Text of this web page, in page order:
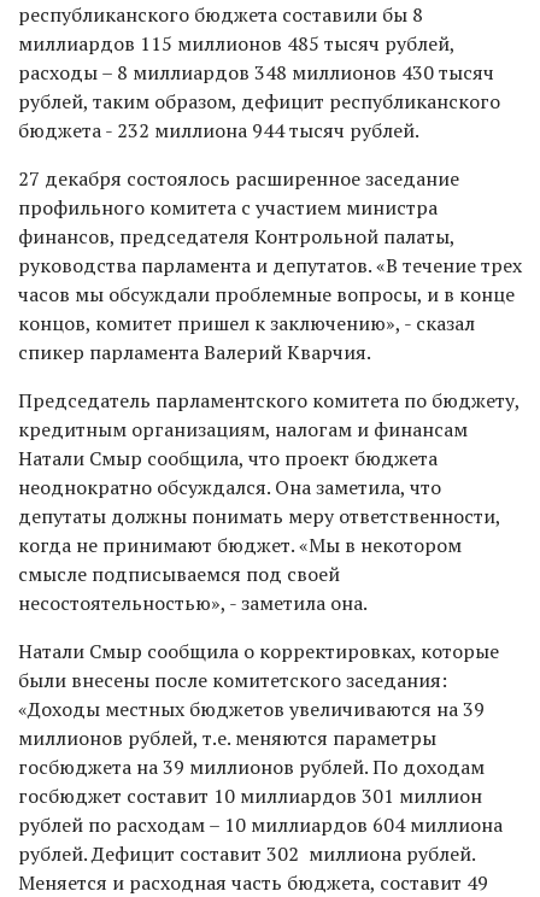
республиканского бюджета составили бы 8
миллиардов 115 миллионов 485 тысяч рублей,
расходы – 8 миллиардов 348 миллионов 430 тысяч
рублей, таким образом, дефицит республиканского
бюджета - 232 миллиона 944 тысяч рублей.
27 декабря состоялось расширенное заседание
профильного комитета с участием министра
финансов, председателя Контрольной палаты,
руководства парламента и депутатов. «В течение трех
часов мы обсуждали проблемные вопросы, и в конце
концов, комитет пришел к заключению», - сказал
спикер парламента Валерий Кварчия.
Председатель парламентского комитета по бюджету,
кредитным организациям, налогам и финансам
Натали Смыр сообщила, что проект бюджета
неоднократно обсуждался. Она заметила, что
депутаты должны понимать меру ответственности,
когда не принимают бюджет. «Мы в некотором
смысле подписываемся под своей
несостоятельностью», - заметила она.
Натали Смыр сообщила о корректировках, которые
были внесены после комитетского заседания:
«Доходы местных бюджетов увеличиваются на 39
миллионов рублей, т.е. меняются параметры
госбюджета на 39 миллионов рублей. По доходам
госбюджет составит 10 миллиардов 301 миллион
рублей по расходам – 10 миллиардов 604 миллиона
рублей. Дефицит составит 302 миллиона рублей.
Меняется и расходная часть бюджета, составит 49